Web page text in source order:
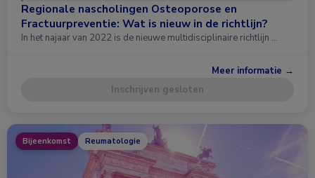
Regionale nascholingen Osteoporose en
Fractuurpreventie: Wat is nieuw in de richtlijn?
In het najaar van 2022 is de nieuwe multidisciplinaire richtlijn …
Meer informatie →
Inschrijven gesloten
Bijeenkomst Reumatologie